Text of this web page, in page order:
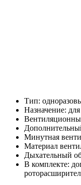
Тип:
Назначение:
Минутная
Материал
Дыхательный
В комплекте: